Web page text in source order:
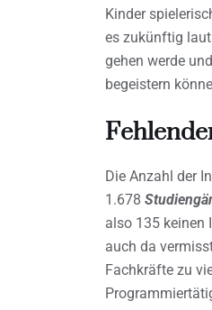
Kinder
es zukünftig
gehen werde
begeistern
Die Anzahl der
1.678
also 135 keinen
auch da
Fachkräfte zu